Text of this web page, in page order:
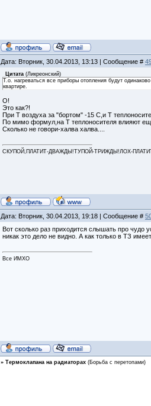
Дата: Вторник, 30.04.2013, 13:13 | Сообщение #
Цитата(Ликреонский)
Т.о. нагреваться все приборы отопления будут
квартире.
О!
Это как?!
При Т воздуха за "бортом" -15 С,и Т
По мимо формул,на Т теплоносителя влияют
Сколько не говори-халва халва....
СКУПОЙ,ПЛАТИТ-ДВАЖДЫ!ТУПОЙ-ТРИЖДЫ!ЛОХ-
Дата: Вторник, 30.04.2013, 19:18 | Сообщение #
Вот сколько раз приходится слышать про чудо
никак это дело не видно. А как только в ТЗ
Все ИМХО
» Термоклапана на радиаторах (Борьба с перетопами)